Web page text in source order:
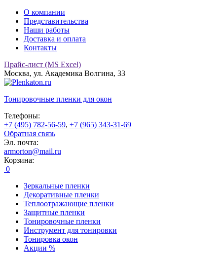
О компании
Представительства
Наши работы
Доставка и оплата
Контакты
Прайс-лист (MS Excel)
Москва, ул. Академика Волгина, 33
Тонировочные пленки для окон
Телефоны:
+7 (495) 782-56-59, +7 (965) 343-31-69
Обратная связь
Эл. почта:
armorton@mail.ru
Корзина:
0
Зеркальные пленки
Декоративные пленки
Теплоотражающие пленки
Защитные пленки
Тонировочные пленки
Инструмент для тонировки
Тонировка окон
Акции %